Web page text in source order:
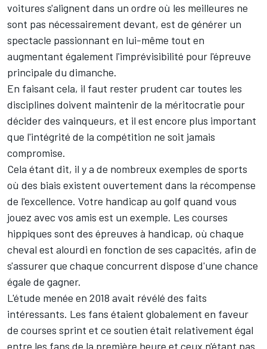
voitures s'alignent dans un ordre où les meilleures ne
sont pas nécessairement devant, est de générer un
spectacle passionnant en lui-même tout en
augmentant également l'imprévisibilité pour l'épreuve
principale du dimanche.
En faisant cela, il faut rester prudent car toutes les
disciplines doivent maintenir de la méritocratie pour
décider des vainqueurs, et il est encore plus important
que l'intégrité de la compétition ne soit jamais
compromise.
Cela étant dit, il y a de nombreux exemples de sports
où des biais existent ouvertement dans la récompense
de l'excellence. Votre handicap au golf quand vous
jouez avec vos amis est un exemple. Les courses
hippiques sont des épreuves à handicap, où chaque
cheval est alourdi en fonction de ses capacités, afin de
s'assurer que chaque concurrent dispose d'une chance
égale de gagner.
L'étude menée en 2018 avait révélé des faits
intéressants. Les fans étaient globalement en faveur
de courses sprint et ce soutien était relativement égal
entre les fans de la première heure et ceux n'étant pas